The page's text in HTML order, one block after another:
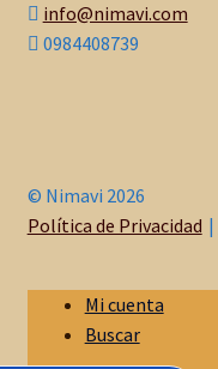
info@nimavi.com
0984408739
© Nimavi 2026
Política de Privacidad
Mi cuenta
Buscar